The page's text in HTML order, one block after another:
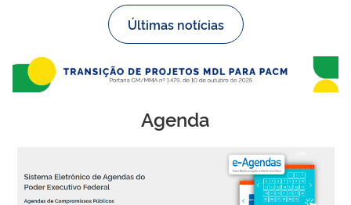
Últimas notícias
Agenda